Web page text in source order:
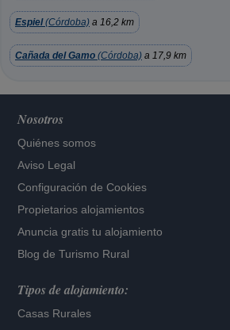
Espiel(Córdoba) a 16,2 km
Cañada del Gamo (Córdoba) a 17,9 km
Nosotros
Quiénes somos
Aviso Legal
Configuración de Cookies
Propietarios alojamientos
Anuncia gratis tu alojamiento
Blog de Turismo Rural
Tipos de alojamiento:
Casas Rurales